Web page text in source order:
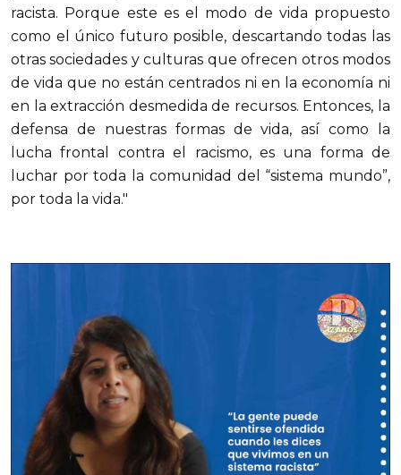
racista. Porque este es el modo de vida propuesto
como el único futuro posible, descartando todas las
otras sociedades y culturas que ofrecen otros modos
de vida que no están centrados ni en la economía ni
en la extracción desmedida de recursos. Entonces, la
defensa de nuestras formas de vida, así como la
lucha frontal contra el racismo, es una forma de
luchar por toda la comunidad del “sistema mundo”,
por toda la vida."